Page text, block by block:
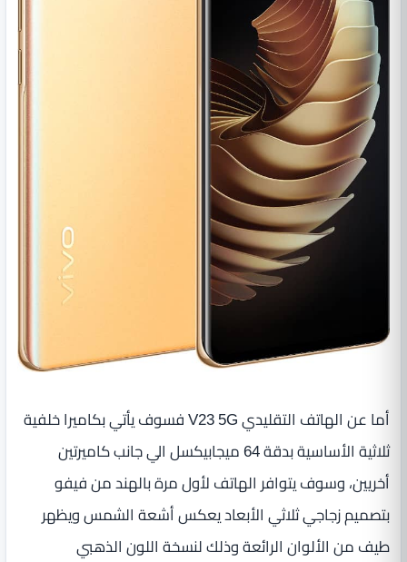
أما عن الهاتف التقليدي V23 5G فسوف يأتي بكاميرا خلفية
ثلاثية الأساسية بدقة 64 ميجابيكسل الي جانب كاميرتين
أخريين، وسوف يتوافر الهاتف لأول مرة بالهند من فيفو
بتصميم زجاجي ثلاثي الأبعاد يعكس أشعة الشمس ويظهر
طيف من الألوان الرائعة وذلك لنسخة اللون الذهبي